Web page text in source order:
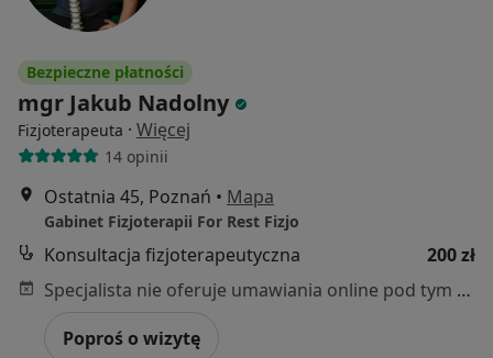
Bezpieczne płatności
mgr Jakub Nadolny
Fizjoterapeuta · Więcej
14 opinii
Ostatnia 45, Poznań • Mapa
Gabinet Fizjoterapii For Rest Fizjo
Konsultacja fizjoterapeutyczna
200 zł
Specjalista nie oferuje umawiania online pod tym adresem.
Poproś o wizytę